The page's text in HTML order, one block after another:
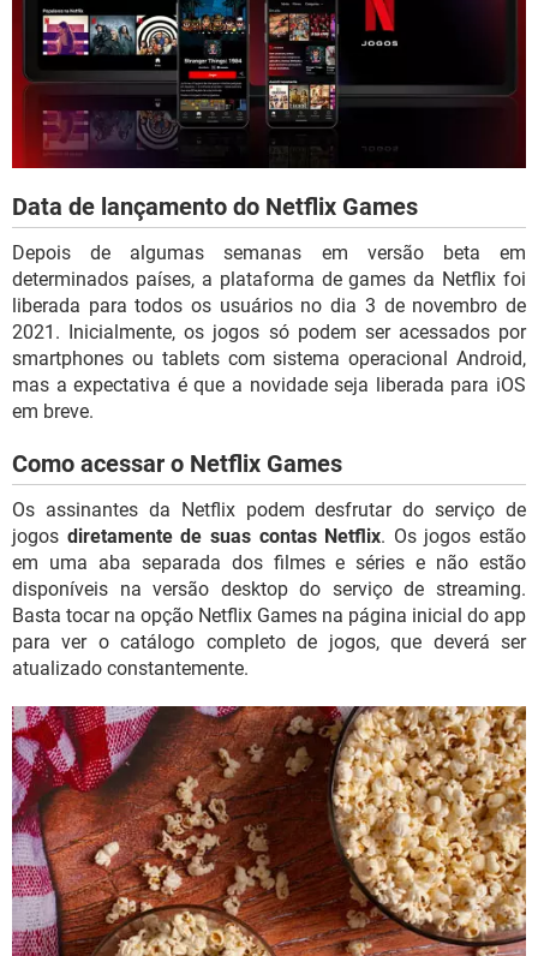
Data de lançamento do Netflix Games
Depois de algumas semanas em versão beta em
determinados países, a plataforma de games da Netflix foi
liberada para todos os usuários no dia 3 de novembro de
2021. Inicialmente, os jogos só podem ser acessados por
smartphones ou tablets com sistema operacional Android,
mas a expectativa é que a novidade seja liberada para iOS
em breve.
Como acessar o Netflix Games
Os assinantes da Netflix podem desfrutar do serviço de
jogos diretamente de suas contas Netflix. Os jogos estão
em uma aba separada dos filmes e séries e não estão
disponíveis na versão desktop do serviço de streaming.
Basta tocar na opção Netflix Games na página inicial do app
para ver o catálogo completo de jogos, que deverá ser
atualizado constantemente.